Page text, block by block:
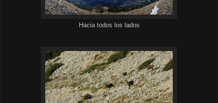
Hacia todos los lados